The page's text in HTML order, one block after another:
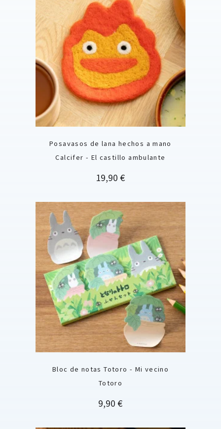
Posavasos de lana hechos a mano
Calcifer - El castillo ambulante
Precio
19,90 €
Bloc de notas Totoro - Mi vecino
Totoro
Precio
9,90 €